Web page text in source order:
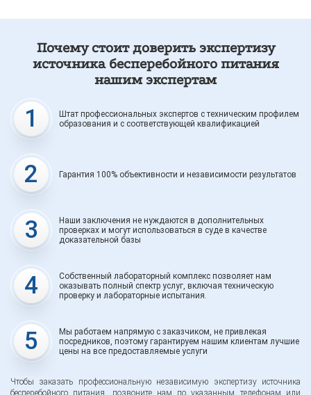
Почему стоит доверить экспертизу
источника бесперебойного питания
нашим экспертам
1
Штат профессиональных экспертов с техническим профилем
образования и с соответствующей квалификацией
2 Гарантия 100% объективности и независимости результатов
3
Наши заключения не нуждаются в дополнительных
проверках и могут использоваться в суде в качестве
доказательной базы
4
Собственный лабораторный комплекс позволяет нам
оказывать полный спектр услуг, включая техническую
проверку и лабораторные испытания.
5
Мы работаем напрямую с заказчиком, не привлекая
посредников, поэтому гарантируем нашим клиентам лучшие
цены на все предоставляемые услуги
Чтобы заказать профессиональную независимую экспертизу источника